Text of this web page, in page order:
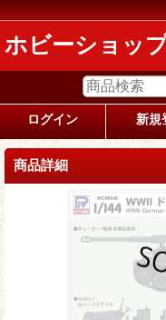
ホビーショッ
ログイン 新規
商品詳細